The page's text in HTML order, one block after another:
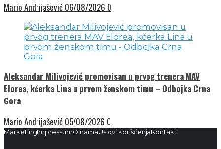
Mario Andrijašević 06/08/2026 0
Aleksandar Milivojević promovisan u prvog trenera MAV
Elorea, kćerka Lina u prvom ženskom timu – Odbojka Crna
Gora
Mario Andrijašević 05/08/2026 0
MarketingImpressumO namaUslovi korišćenjaKontakt